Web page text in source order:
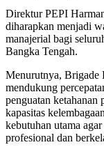
Direktur PEPI
diharapkan menjadi
manajerial bagi
Bangka Tengah.
Menurutnya, Brigade
mendukung
penguatan ketahanan
kapasitas
kebutuhan utama
profesional dan